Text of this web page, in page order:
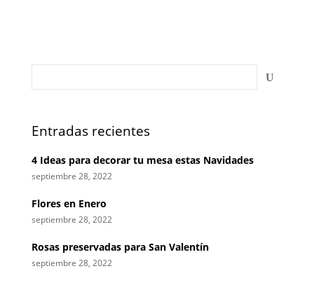
Entradas recientes
4 Ideas para decorar tu mesa estas Navidades
septiembre 28, 2022
Flores en Enero
septiembre 28, 2022
Rosas preservadas para San Valentín
septiembre 28, 2022